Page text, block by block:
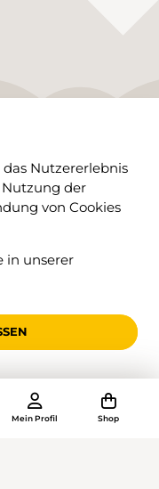
7
di:obfc
Nutzererlebnis
Nutzung der
von Cookies
in unserer
Mein Profil Shop